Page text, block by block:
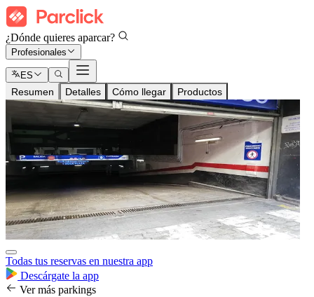
¿Dónde quieres aparcar?
Profesionales
ES
Resumen Detalles Cómo llegar Productos
Todas tus reservas en nuestra app
Descárgate la app
Ver más parkings